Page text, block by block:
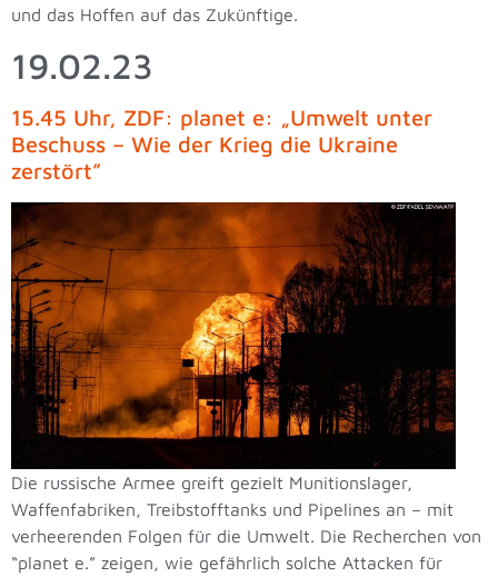
und das Hoffen auf das Zukünftige.
19.02.23
15.45 Uhr, ZDF: planet e: „Umwelt unter
Beschuss – Wie der Krieg die Ukraine
zerstört”
Die russische Armee greift gezielt Munitionslager,
Waffenfabriken, Treibstofftanks und Pipelines an – mit
verheerenden Folgen für die Umwelt. Die Recherchen von
“planet e.” zeigen, wie gefährlich solche Attacken für